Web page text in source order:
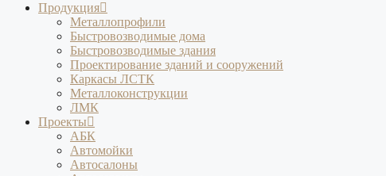
Продукция
Металлопрофили
Быстровозводимые дома
Быстровозводимые здания
Проектирование зданий и сооружений
Каркасы ЛСТК
Металлоконструкции
ЛМК
Проекты
АБК
Автомойки
Автосалоны